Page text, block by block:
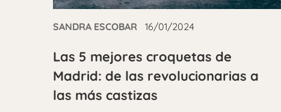
SANDRA ESCOBAR 16/01/2024
Las 5 mejores croquetas de
Madrid: de las revolucionarias a
las más castizas